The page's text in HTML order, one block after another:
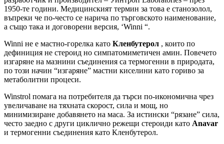
1950-те години. Медицинският термин за това е станозолол,
въпреки че по-често се нарича по търговското наименование,
а също така и договорени версия, ‘Winni “.
Winni не е мастно-горелка като Кленбутерол , които по
дефиниция не стероид но симпатомиметичен амин. Повечето
изгаряне на мазнини съединения са термогенни в природата,
по този начин “изгаряне” мастни киселини като гориво за
метаболитни процеси.
Winstrol помага на потребителя да търси по-икономична чрез
увеличаване на тяхната скорост, сила и мощ, но
минимизиране добавянето на маса. За истински “рязане” сила,
често заедно с други циклично режещи стероиди като Anavar
и термогенни съединения като Кленбутерол.